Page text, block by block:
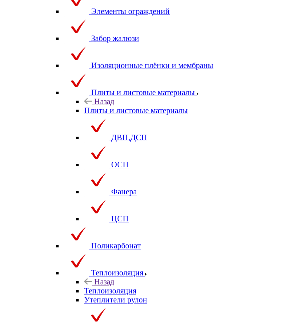
Элементы ограждений
Забор жалюзи
Изоляционные плёнки и мембраны
Плиты и листовые материалы
Назад
Плиты и листовые материалы
ДВП,ДСП
ОСП
Фанера
ЦСП
Поликарбонат
Теплоизоляция
Назад
Теплоизоляция
Утеплители рулон